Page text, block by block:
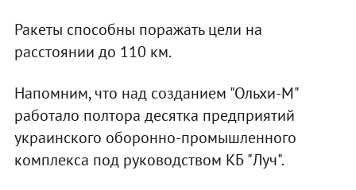
Ракеты способны поражать цели на
расстоянии до 110 км.
Напомним, что над созданием "Ольхи-М"
работало полтора десятка предприятий
украинского оборонно-промышленного
комплекса под руководством КБ "Луч".